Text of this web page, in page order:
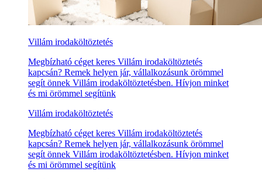
Villám irodaköltöztetés
Megbízható céget keres Villám irodaköltöztetés
kapcsán? Remek helyen jár, vállalkozásunk örömmel
segít önnek Villám irodaköltöztetésben. Hívjon minket
és mi örömmel segítünk
Villám irodaköltöztetés
Megbízható céget keres Villám irodaköltöztetés
kapcsán? Remek helyen jár, vállalkozásunk örömmel
segít önnek Villám irodaköltöztetésben. Hívjon minket
és mi örömmel segítünk